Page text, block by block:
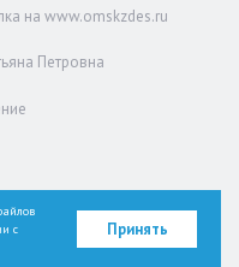
на www.omskzdes.ru
Петровна
с
Принять